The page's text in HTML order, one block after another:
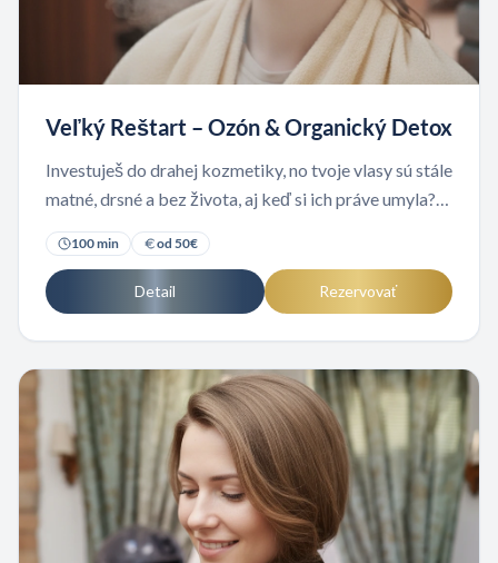
Veľký Reštart – Ozón & Organický Detox
Investuješ do drahej kozmetiky, no tvoje vlasy sú stále
matné, drsné a bez života, aj keď si ich práve umyla?
Tvrdá voda, silikóny, toxíny a ťažké kovy vytvorili na
povrchu bariéru, cez ktorú vlas nedýcha. Odstráňme
ju a vráťme im prirodzený pohyb.
100min od 50€
Detail Rezervovať